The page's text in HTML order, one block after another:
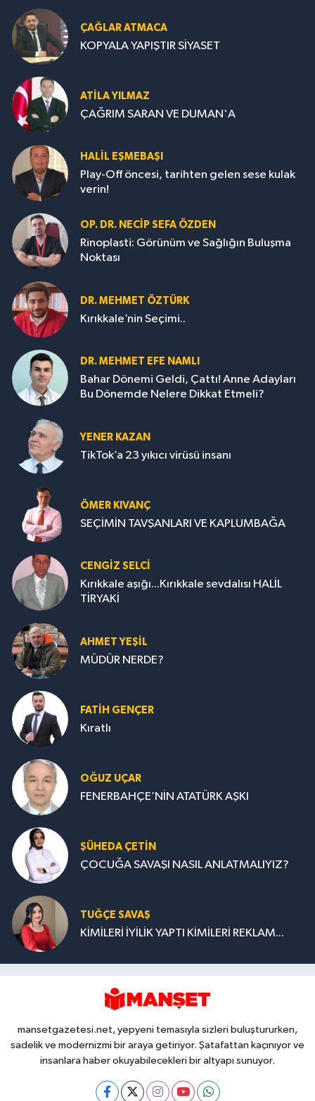
ÇAĞLAR ATMACA
KOPYALA YAPIŞTIR SİYASET
ATILA YILMAZ
ÇAĞRIM SARAN VE DUMAN'A
HALIL EŞMEBAŞI
Play-Off öncesi, tarihten gelen sese kulak
verin!
OP. DR. NECIP SEFA ÖZDEN
Rinoplasti: Görünüm ve Sağlığın Buluşma
Noktası
DR. MEHMET ÖZTÜRK
Kırıkkale’nin Seçimi..
DR. MEHMET EFE NAMLI
Bahar Dönemi Geldi, Çattı! Anne Adayları
Bu Dönemde Nelere Dikkat Etmeli?
YENER KAZAN
TikTok’a 23 yıkıcı virüsü insanı
ÖMER KIVANÇ
SEÇİMİN TAVŞANLARI VE KAPLUMBAĞA
CENGİZ SELCİ
Kırıkkale aşığı...Kırıkkale sevdalısı HALİL
TİRYAKİ
AHMET YEŞİL
MÜDÜR NERDE?
FATIH GENÇER
Kıratlı
OĞUZ UÇAR
FENERBAHÇE’NİN ATATÜRK AŞKI
ŞÜHEDA ÇETİN
ÇOCUĞA SAVAŞI NASIL ANLATMALIYIZ?
TUĞÇE SAVAŞ
KİMİLERİ İYİLİK YAPTI KİMİLERİ REKLAM...
mansetgazetesi.net, yepyeni temasıyla sizleri buluştururken,
sadelik ve modernizmi bir araya getiriyor. Şatafattan kaçınıyor ve
insanlara haber okuyabilecekleri bir altyapı sunuyor.